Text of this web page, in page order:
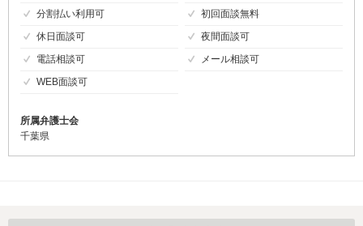
分割払い利用可
初回面談無料
休日面談可
夜間面談可
電話相談可
メール相談可
WEB面談可
所属弁護士会
千葉県